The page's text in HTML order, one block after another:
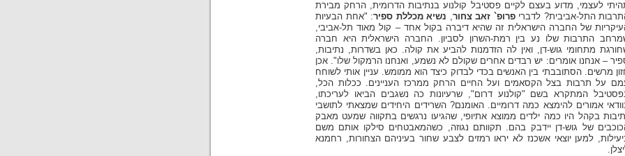
לעצמי, מדוע בעצם לקיים פסטיבל קולנוע בנתיבות הדרומית, הרחק מבירת
התל-אביבית? לדבריפרופ` זאב צחור, נשיא מכללת ספיר: "אחת הבעיות
של החברה הישראלית זה שהיא דיברה בקול אחד – קול מאוד תל-אביבי,
התרבות שלו נע בין רמת-השרון לסביון. החברה הישראלית היא חברה
מתחומי גוש-דן, ואין לה הזדמנות להביע את קולה. כאן בשדרות, נתיבות,
– אנחנו אומרים: יש רבדים אחרים שקולם לא נשמע, ואנחנו הרמקול שלו". אכן
מרשים. הסתובבתי בין האנשים בכדי לבדוק כיצד הוא ממומש. עניין אותי לשוחח
על תרבות בצל הקסאמים ועל החיים הרחק ממרכז העניינים. ככלות הכל,
המתקרא בשם "קולנוע דרום", שרעיונות כה נשגבים הביאו לעריכתו,
אמורים להימצא כמה דרומיים. האומנם? השרידים היחידים שמצאתי לתושבי
בקהל היו כמה ילדים ממוצא אתיופי, שהגיעו נרגשים בתקווה שמעט מאבק
של גוש-דן יידבק בהם. תקוותם נגוזה, כשהמאבטחים סילקו אותם משם
למען יוצאי אשכנז לא יראו רמזים לצבע שחור בעיניהם הצחורות, רחמנא